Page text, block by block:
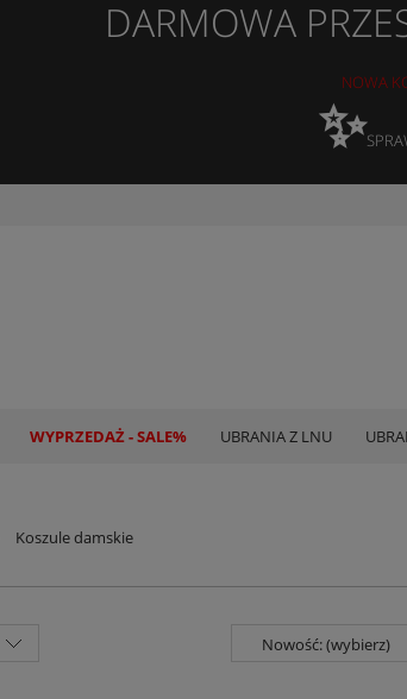
DARMOWA
NOWA
✨
WYPRZEDAŻ - SALE% UBRANIA Z LNU
Koszule damskie
Nowość: (wybierz)